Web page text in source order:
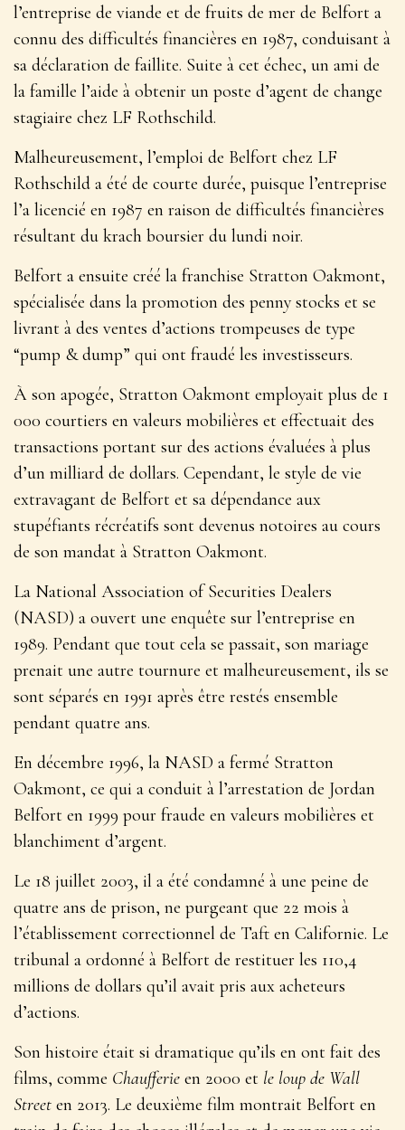
l’entreprise de viande et de fruits de mer de Belfort a
connu des difficultés financières en 1987, conduisant à
sa déclaration de faillite. Suite à cet échec, un ami de
la famille l’aide à obtenir un poste d’agent de change
stagiaire chez LF Rothschild.
Malheureusement, l’emploi de Belfort chez LF
Rothschild a été de courte durée, puisque l’entreprise
l’a licencié en 1987 en raison de difficultés financières
résultant du krach boursier du lundi noir.
Belfort a ensuite créé la franchise Stratton Oakmont,
spécialisée dans la promotion des penny stocks et se
livrant à des ventes d’actions trompeuses de type
“pump & dump” qui ont fraudé les investisseurs.
À son apogée, Stratton Oakmont employait plus de 1
000 courtiers en valeurs mobilières et effectuait des
transactions portant sur des actions évaluées à plus
d’un milliard de dollars. Cependant, le style de vie
extravagant de Belfort et sa dépendance aux
stupéfiants récréatifs sont devenus notoires au cours
de son mandat à Stratton Oakmont.
La National Association of Securities Dealers
(NASD) a ouvert une enquête sur l’entreprise en
1989. Pendant que tout cela se passait, son mariage
prenait une autre tournure et malheureusement, ils se
sont séparés en 1991 après être restés ensemble
pendant quatre ans.
En décembre 1996, la NASD a fermé Stratton
Oakmont, ce qui a conduit à l’arrestation de Jordan
Belfort en 1999 pour fraude en valeurs mobilières et
blanchiment d’argent.
Le 18 juillet 2003, il a été condamné à une peine de
quatre ans de prison, ne purgeant que 22 mois à
l’établissement correctionnel de Taft en Californie. Le
tribunal a ordonné à Belfort de restituer les 110,4
millions de dollars qu’il avait pris aux acheteurs
d’actions.
Son histoire était si dramatique qu’ils en ont fait des
films, comme Chaufferie en 2000 et le loup de Wall
Street en 2013. Le deuxième film montrait Belfort en